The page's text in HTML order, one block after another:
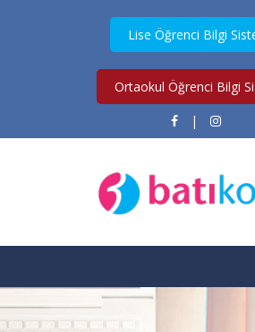
Lise Öğrenci Bilgi
Ortaokul Öğrenci Bilgi
|